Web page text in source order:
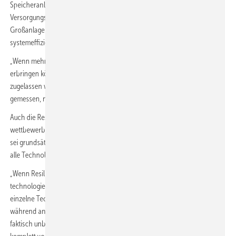
Speicheranlagen könnten gemeinsam dieselbe
Versorgungssicherheitsleistung bereitstellen wie eine einzelne
Großanlage. Diese Lösungen wären häufig kostengünstiger,
systemeffizienter und auch schneller realisierbar.
„Wenn mehrere Speicher im Verbund dieselbe Sicherheitsleistung
erbringen können wie eine einzelne Anlage, sollte das auch
zugelassen werden. Versorgungssicherheit wird am Ergebnis
gemessen, nicht an der Größe einzelner Anlagen“, betont Windelen.
Auch die Resilienzkriterien bewertet der Verband aus
wettbewerbsrechtlicher Sicht kritisch. Das Ziel resilienter Lieferketten
sei grundsätzlich richtig. Die Anforderungen müssten jedoch dann für
alle Technologien nach vergleichbaren Maßstäben gelten.
„Wenn Resilienz das politische Ziel ist, dann muss sie
technologieübergreifend bewertet werden. Es darf nicht sein, dass
einzelne Technologien strengen Herkunftsanforderungen unterliegen,
während andere langfristige Importabhängigkeiten
faktisch unberücksichtigt bleiben und insbesondere Gaskraftwerke